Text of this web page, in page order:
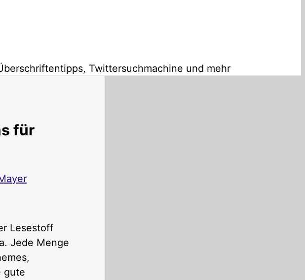
Twittersuchmachine und mehr
für
Lesestoff
Jede Menge
gute